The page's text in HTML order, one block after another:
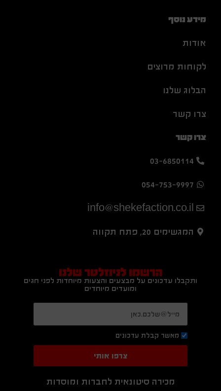
מידע נוסף
אודות
לקוחות מרוצים
הבלוג שלנו
צרו קשר
צרו קשר
03-6850114
054-753-9997
info@shekefaction.co.il
המגשימים 20, פתח תקווה
הרשמו לניוזלטר שלנו
ותקבלו עדכונים על מבצעים והצעות מיוחדות לפני חגים
ומועדים מיוחדים
מאשר קבלת עדכונים
צרפו אותי
מכירה סיטונאית לחברות ומוסדות